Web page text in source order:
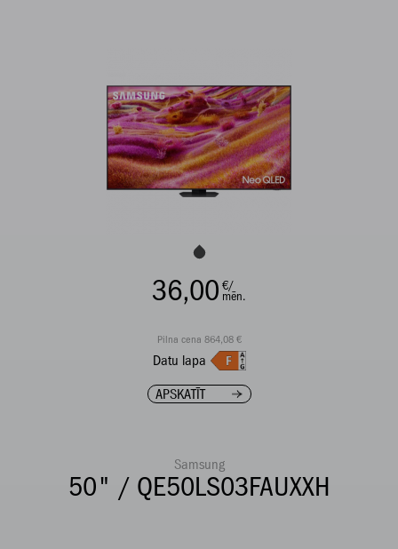
36,00 €/
mēn.
Pilna cena 864,08 €
Datu lapa
APSKATĪT
Samsung
50" / QE50LS03FAUXXH